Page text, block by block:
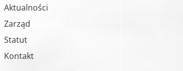
Aktualności
Zarząd
Statut
Kontakt